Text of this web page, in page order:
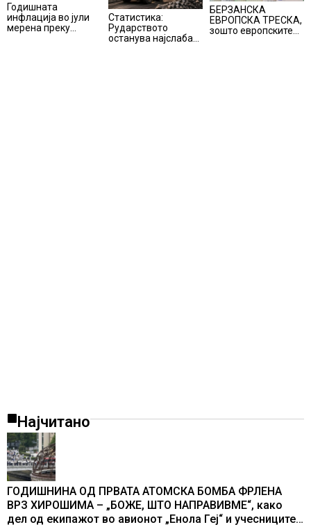
Годишната
инфлација во јули
мерена преку
Статистика:
Рударството
останува најслаба
БЕРЗАНСКА
ЕВРОПСКА ТРЕСКА,
зошто европските
Најчитано
ГОДИШНИНА ОД ПРВАТА АТОМСКА БОМБА ФРЛЕНА
ВРЗ ХИРОШИМА – „БОЖЕ, ШТО НАПРАВИВМЕ“, како
дел од екипажот во авионот „Енола Геј“ и учесниците